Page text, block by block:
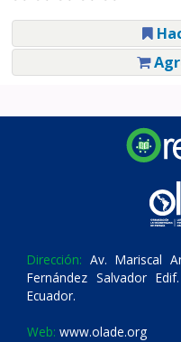
Dirección: Av. Mariscal
Fernández Salvador
Ecuador.
Web: www.olade.org